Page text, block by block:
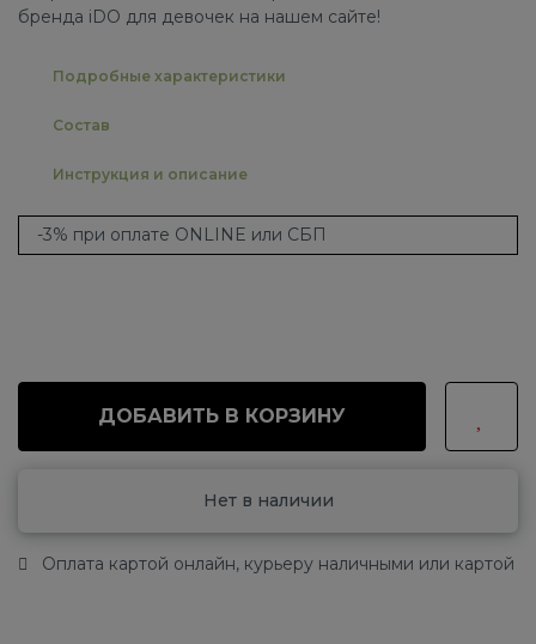
бренда iDO для девочек на нашем сайте!
Подробные характеристики
Состав
Инструкция и описание
-3% при оплате ONLINE или СБП
ДОБАВИТЬ В КОРЗИНУ
Нет в наличии
Оплата картой онлайн, курьеру наличными или картой